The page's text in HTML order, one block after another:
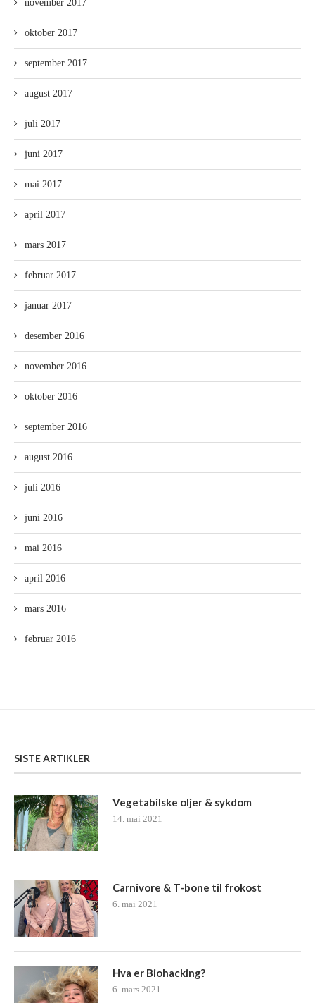
november 2017
oktober 2017
september 2017
august 2017
juli 2017
juni 2017
mai 2017
april 2017
mars 2017
februar 2017
januar 2017
desember 2016
november 2016
oktober 2016
september 2016
august 2016
juli 2016
juni 2016
mai 2016
april 2016
mars 2016
februar 2016
SISTE ARTIKLER
Vegetabilske oljer & sykdom
14. mai 2021
Carnivore & T-bone til frokost
6. mai 2021
Hva er Biohacking?
6. mars 2021